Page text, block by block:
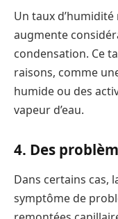
Un taux
augmente
condensation. Ce
raisons, comme
humide ou des
vapeur d’eau.
4. Des
Dans certains cas,
symptôme de